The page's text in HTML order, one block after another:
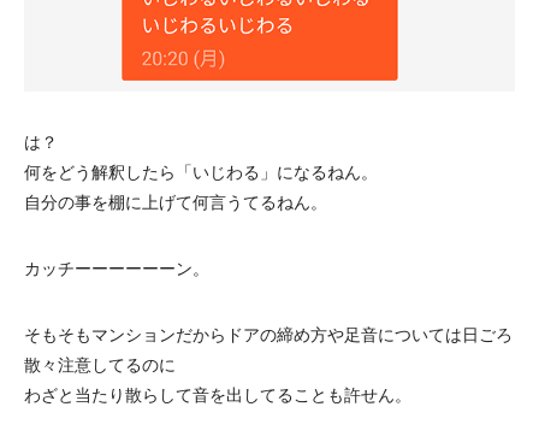
は？
何をどう解釈したら「いじわる」になるねん。
自分の事を棚に上げて何言うてるねん。
カッチーーーーーーン。
そもそもマンションだからドアの締め方や足音については日ごろ
散々注意してるのに
わざと当たり散らして音を出してることも許せん。